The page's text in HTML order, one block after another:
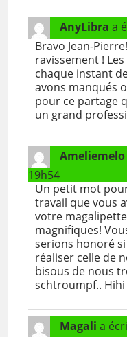
AnyLibraa
Bravo Jean-
ravissement !
chaque instant
avons manqués
pour ce partage
un grand
19h54
Un petit mot
travail que vous
votre
magnifiques!
serions honoré
réaliser celle de
bisous de nous
schtroumpf.. Hihi
Magalia